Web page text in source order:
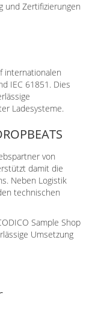
und Zertifizierungen
internationalen
IEC 61851. Dies
Ladesysteme.
von
damit die
Neben Logistik
technischen
Sample Shop
Umsetzung